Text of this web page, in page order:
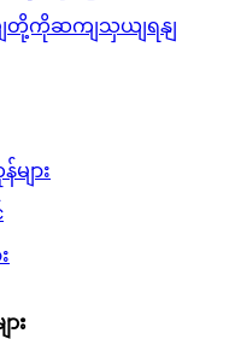
ျတို့ကိုဆကျသှယျရနျ
ျား
ား